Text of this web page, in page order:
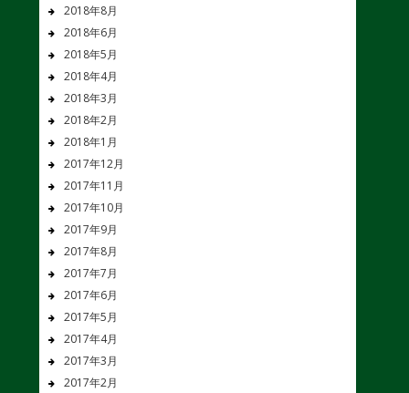
2018年8月
2018年6月
2018年5月
2018年4月
2018年3月
2018年2月
2018年1月
2017年12月
2017年11月
2017年10月
2017年9月
2017年8月
2017年7月
2017年6月
2017年5月
2017年4月
2017年3月
2017年2月